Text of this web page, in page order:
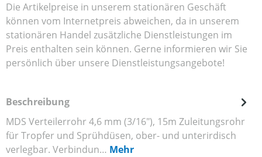
Die Artikelpreise in unserem stationären Geschäft
können vom Internetpreis abweichen, da in unserem
stationären Handel zusätzliche Dienstleistungen im
Preis enthalten sein können. Gerne informieren wir Sie
persönlich über unsere Dienstleistungsangebote!
Beschreibung
MDS Verteilerrohr 4,6 mm (3/16"), 15m Zuleitungsrohr
für Tropfer und Sprühdüsen, ober- und unterirdisch
verlegbar. Verbindun… Mehr